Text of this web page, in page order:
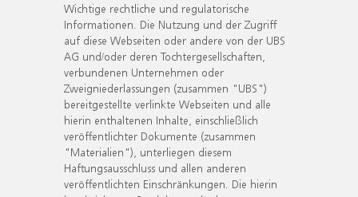
Wichtige rechtliche und regulatorische
Informationen. Die Nutzung und der Zugriff
auf diese Webseiten oder andere von der UBS
AG und/oder deren Tochtergesellschaften,
verbundenen Unternehmen oder
Zweigniederlassungen (zusammen "UBS")
bereitgestellte verlinkte Webseiten und alle
hierin enthaltenen Inhalte, einschließlich
veröffentlichter Dokumente (zusammen
"Materialien"), unterliegen diesem
Haftungsausschluss und allen anderen
veröffentlichten Einschränkungen. Die hierin